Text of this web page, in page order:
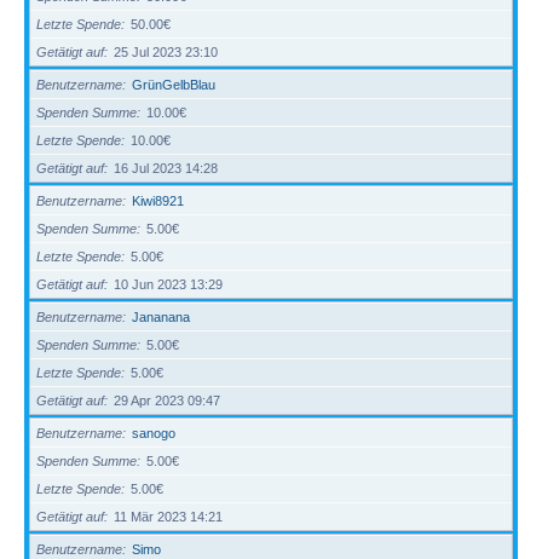
Letzte Spende
50.00€
Getätigt auf
25 Jul 2023 23:10
Benutzername
GrünGelbBlau
Spenden Summe
10.00€
Letzte Spende
10.00€
Getätigt auf
16 Jul 2023 14:28
Benutzername
Kiwi8921
Spenden Summe
5.00€
Letzte Spende
5.00€
Getätigt auf
10 Jun 2023 13:29
Benutzername
Jananana
Spenden Summe
5.00€
Letzte Spende
5.00€
Getätigt auf
29 Apr 2023 09:47
Benutzername
sanogo
Spenden Summe
5.00€
Letzte Spende
5.00€
Getätigt auf
11 Mär 2023 14:21
Benutzername
Simo